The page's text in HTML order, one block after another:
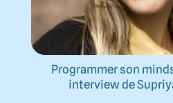
Programmer son
interview de